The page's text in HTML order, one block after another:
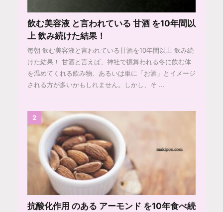
飲む美容液 と言われている 甘酒 を10年間以
上 飲み続けた結果！
毎朝 飲む美容液と言われている甘酒を10年間以上 飲み続
けた結果！ 甘酒と言えば、神社で振舞われる冬に飲む体
を温めてくれる飲み物、あるいは単に「お酒」とイメージ
される方が多いかもしれません。しかし、そ ...
2
抗酸化作用 のある アーモンド を10年食べ続